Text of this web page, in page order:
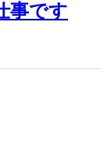
事です